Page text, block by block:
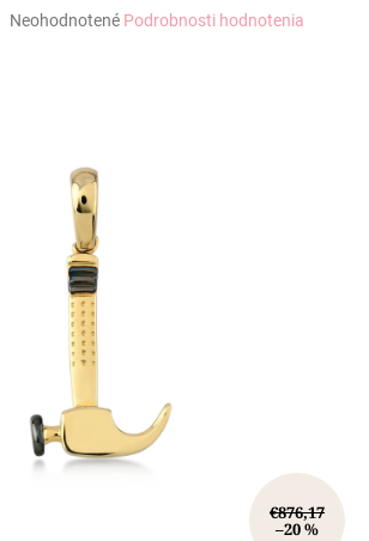
Priemerné
hviezdičiek.
Neohodnotené Podrobnosti hodnotenia
€876,17
–20 %